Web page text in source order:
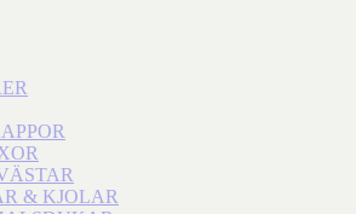
& KJOLAR